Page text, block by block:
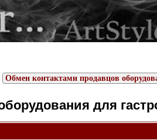
Обмен контактами продавцов
для